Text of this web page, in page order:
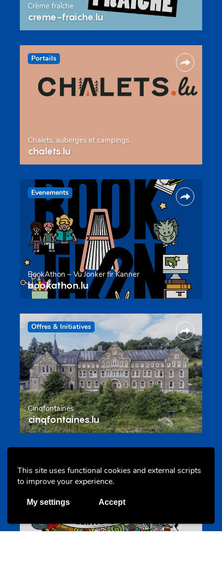
This site uses functional cookies and external scripts
to improve your experience.
My settings Accept
Crème fraîche
creme-fraiche.lu
Portails
Chalets, auberges et campings
chalets.lu
Evenements
BookAthon – Vu Jonker fir Kanner
bookathon.lu
Offres & Initiatives
Cinqfontaines
cinqfontaines.lu